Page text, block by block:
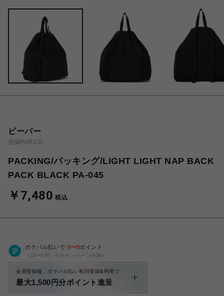
ビーバー
池袋PARCO
PACKING/パッキング/LIGHT LIGHT NAP BACK
PACK BLACK PA-045
￥7,480 税込
ポケパル払いで 0〜0ポイント
（1P=1円）※キャンペーン分除く
会員登録後、ポケパル払い初回登録&利用で
最大1,500円分ポイント進呈